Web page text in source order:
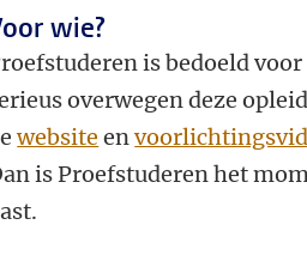
wie?
is bedoeld
overwegen deze
website en
is Proefstuderen het